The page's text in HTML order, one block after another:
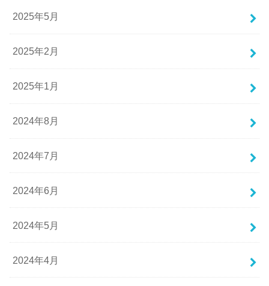
2025年5月
2025年2月
2025年1月
2024年8月
2024年7月
2024年6月
2024年5月
2024年4月